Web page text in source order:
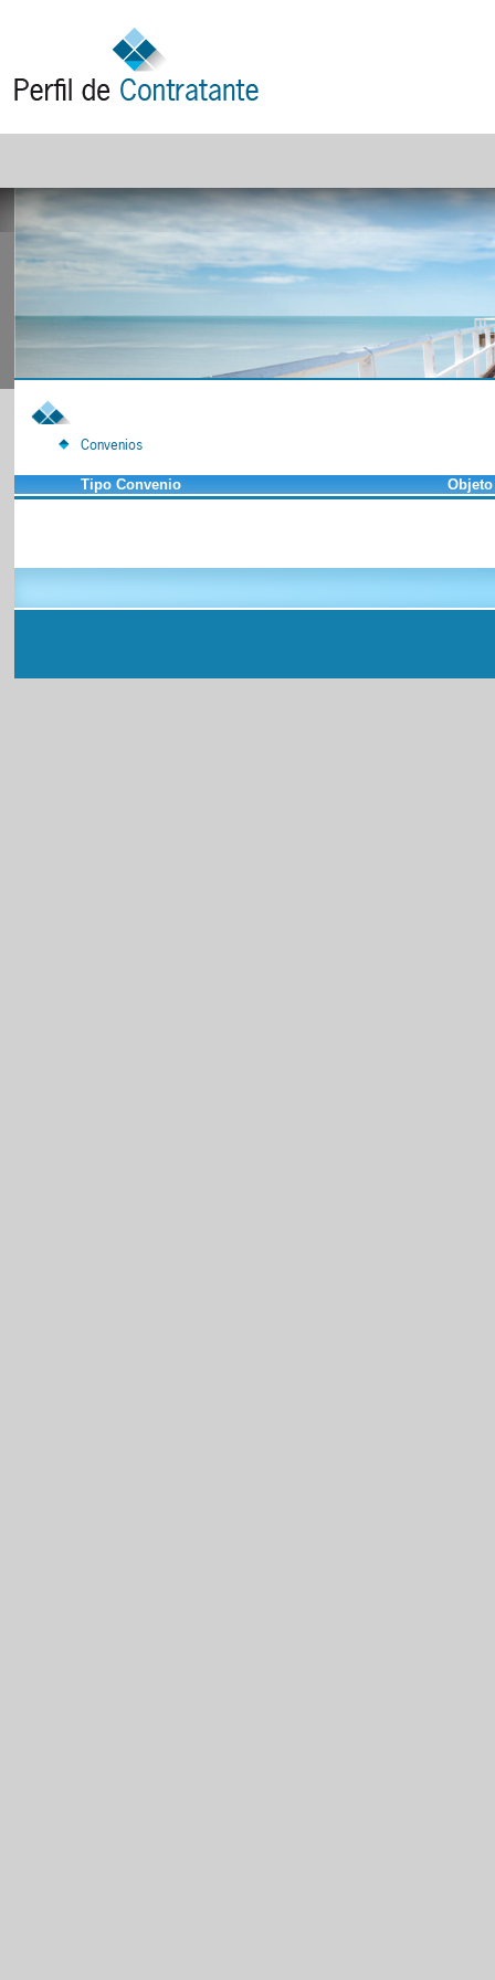
Convenios
Tipo Convenio Objeto